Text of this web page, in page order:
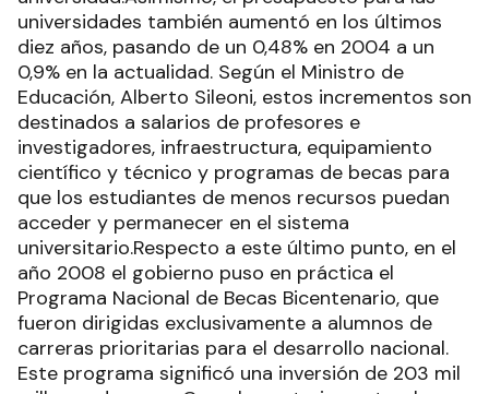
universidades también aumentó en los últimos
diez años, pasando de un 0,48% en 2004 a un
0,9% en la actualidad. Según el Ministro de
Educación, Alberto Sileoni, estos incrementos son
destinados a salarios de profesores e
investigadores, infraestructura, equipamiento
científico y técnico y programas de becas para
que los estudiantes de menos recursos puedan
acceder y permanecer en el sistema
universitario.Respecto a este último punto, en el
año 2008 el gobierno puso en práctica el
Programa Nacional de Becas Bicentenario, que
fueron dirigidas exclusivamente a alumnos de
carreras prioritarias para el desarrollo nacional.
Este programa significó una inversión de 203 mil